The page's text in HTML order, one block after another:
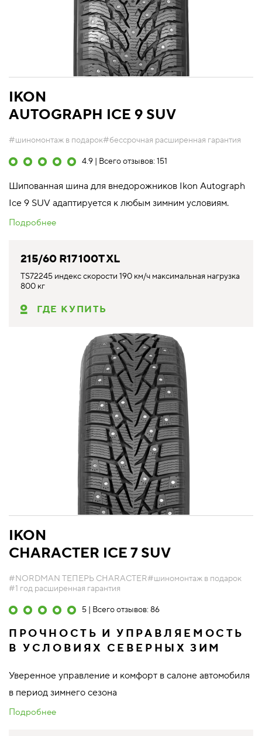
IKON
AUTOGRAPH ICE 9 SUV
#шиномонтаж в подарок#бессрочная расширенная гарантия
4.9 | Всего отзывов: 151
Шипованная шина для внедорожников Ikon Autograph
Ice 9 SUV адаптируется к любым зимним условиям.
Подробнее
215/60 R17 100T XL
TS72245 индекс скорости 190 км/ч максимальная нагрузка
800 кг
ГДЕ КУПИТЬ
IKON
CHARACTER ICE 7 SUV
#NORDMAN ТЕПЕРЬ CHARACTER#шиномонтаж в подарок
#1 год расширенная гарантия
5 | Всего отзывов: 86
ПРОЧНОСТЬ И УПРАВЛЯЕМОСТЬ
В УСЛОВИЯХ СЕВЕРНЫХ ЗИМ
Уверенное управление и комфорт в салоне автомобиля
в период зимнего сезона
Подробнее